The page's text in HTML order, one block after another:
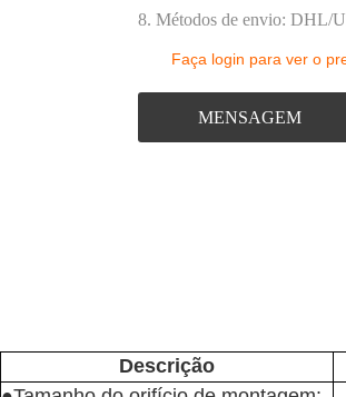
8. Métodos de envio: DHL/
Faça login para ver o
MENSAGEM
Descrição